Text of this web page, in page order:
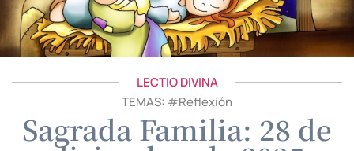
LECTIO DIVINA
TEMAS: #Reflexión
Sagrada Familia: 28 de